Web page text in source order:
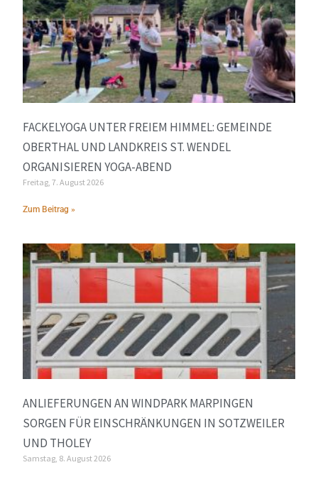
FACKELYOGA UNTER FREIEM HIMMEL: GEMEINDE
OBERTHAL UND LANDKREIS ST. WENDEL
ORGANISIEREN YOGA-ABEND
Freitag, 7. August 2026
Zum Beitrag »
ANLIEFERUNGEN AN WINDPARK MARPINGEN
SORGEN FÜR EINSCHRÄNKUNGEN IN SOTZWEILER
UND THOLEY
Samstag, 8. August 2026